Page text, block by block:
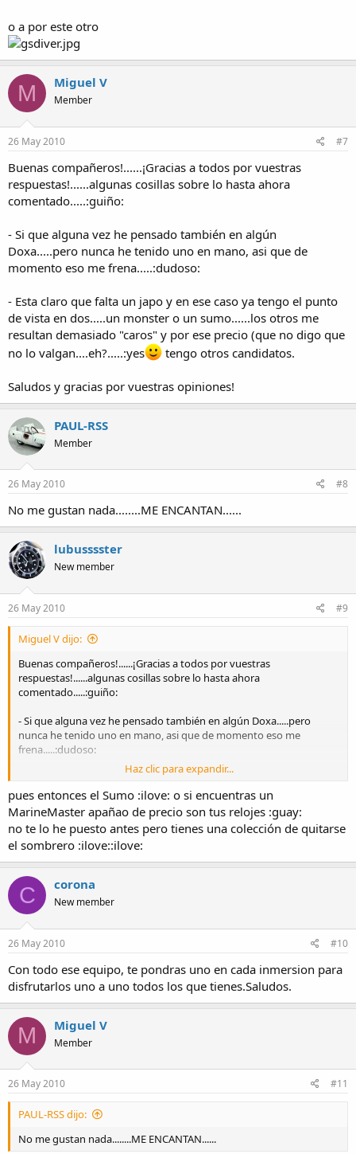
o a por este otro
M Miguel V
Member
26 May 2010 #7
Buenas compañeros!......¡Gracias a todos por vuestras
respuestas!......algunas cosillas sobre lo hasta ahora
comentado.....:guiño:
- Si que alguna vez he pensado también en algún
Doxa.....pero nunca he tenido uno en mano, asi que de
momento eso me frena.....:dudoso:
- Esta claro que falta un japo y en ese caso ya tengo el punto
de vista en dos.....un monster o un sumo......los otros me
resultan demasiado "caros" y por ese precio (que no digo que
no lo valgan....eh?.....:yes
tengo otros candidatos.
Saludos y gracias por vuestras opiniones!
PAUL-RSS
Member
26 May 2010 #8
No me gustan nada........ME ENCANTAN......
lubusssster
New member
26 May 2010 #9
Miguel V dijo:
Buenas compañeros!......¡Gracias a todos por vuestras
respuestas!......algunas cosillas sobre lo hasta ahora
comentado.....:guiño:
- Si que alguna vez he pensado también en algún Doxa.....pero
nunca he tenido uno en mano, asi que de momento eso me
frena.....:dudoso:
- Esta claro que falta un japo y en ese caso ya tengo el punto de
vista en dos.....un monster o un sumo......los otros me resultan
demasiado "caros" y por ese precio (que no digo que no lo
valgan....eh?.....:yes
tengo otros candidatos.
Saludos y gracias por vuestras opiniones!
Haz clic para expandir...
pues entonces el Sumo :ilove: o si encuentras un
MarineMaster apañao de precio son tus relojes :guay:
no te lo he puesto antes pero tienes una colección de quitarse
el sombrero :ilove::ilove:
C corona
New member
26 May 2010 #10
Con todo ese equipo, te pondras uno en cada inmersion para
disfrutarlos uno a uno todos los que tienes.Saludos.
M Miguel V
Member
26 May 2010 #11
PAUL-RSS dijo:
No me gustan nada........ME ENCANTAN......